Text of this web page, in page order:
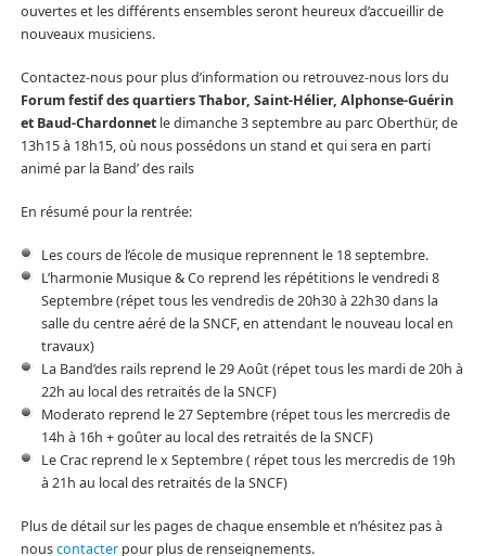
ouvertes et les différents ensembles seront heureux d’accueillir de
nouveaux musiciens.
Contactez-nous pour plus d’information ou retrouvez-nous lors du
Forum festif des quartiers Thabor, Saint-Hélier, Alphonse-Guérin
et Baud-Chardonnet le dimanche 3 septembre au parc Oberthür, de
13h15 à 18h15, où nous possédons un stand et qui sera en parti
animé par la Band’ des rails
En résumé pour la rentrée:
Les cours de l’école de musique reprennent le 18 septembre.
L’harmonie Musique & Co reprend les répétitions le vendredi 8
Septembre (répet tous les vendredis de 20h30 à 22h30 dans la
salle du centre aéré de la SNCF, en attendant le nouveau local en
travaux)
La Band’des rails reprend le 29 Août (répet tous les mardi de 20h à
22h au local des retraités de la SNCF)
Moderato reprend le 27 Septembre (répet tous les mercredis de
14h à 16h + goûter au local des retraités de la SNCF)
Le Crac reprend le x Septembre ( répet tous les mercredis de 19h
à 21h au local des retraités de la SNCF)
Plus de détail sur les pages de chaque ensemble et n’hésitez pas à
nouscontacterpour plus de renseignements.